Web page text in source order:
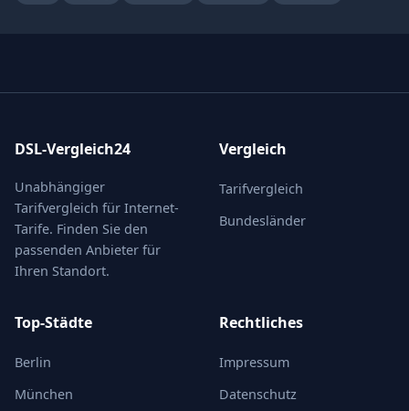
DSL-Vergleich24
Unabhängiger
Tarifvergleich für Internet-
Tarife. Finden Sie den
passenden Anbieter für
Ihren Standort.
Vergleich
Tarifvergleich
Bundesländer
Top-Städte
Berlin
München
Rechtliches
Impressum
Datenschutz